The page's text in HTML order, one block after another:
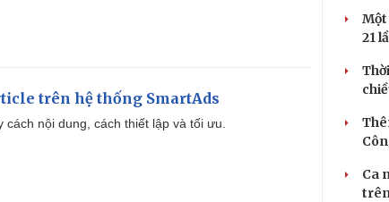
trên hệ thống SmartAds
nội dung, cách thiết lập và tối ưu.
Một
21
Ca